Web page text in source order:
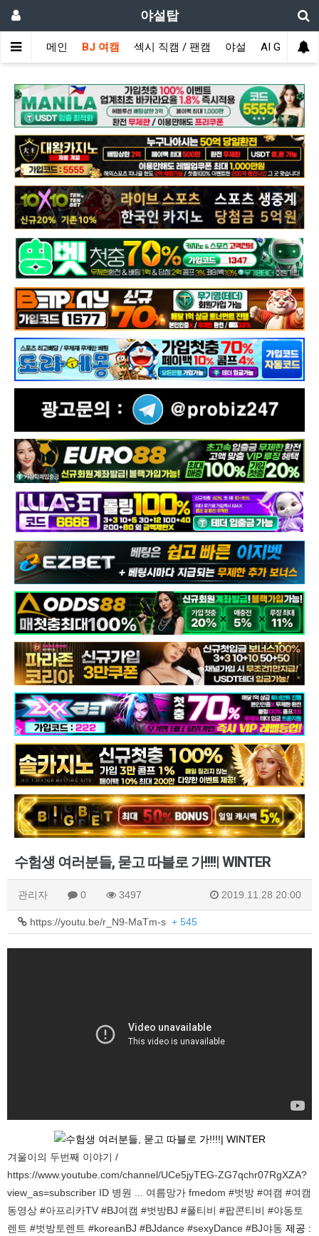
야설탑
메인 BJ 여캠 섹시 직캠 / 팬캠 야설 AI GIRL
수험생 여러분들, 묻고 따블로 가!!!!| WINTER
관리자 0 3497 2019.11.28 20:00
https://youtu.be/r_N9-MaTm-s + 545
겨울이의 두번째 이야기 /
https://www.youtube.com/channel/UCe5jyTEG-ZG7qchr07RgXZA?
view_as=subscriber ID 병원 ... 여름망가 fmedom #벗방 #여캠 #여캠
동영상 #아프리카TV #BJ여캠 #벗방BJ #풀티비 #팝콘티비 #야동토
렌트 #벗방토렌트 #koreanBJ #BJdance #sexyDance #BJ야동 제공 :